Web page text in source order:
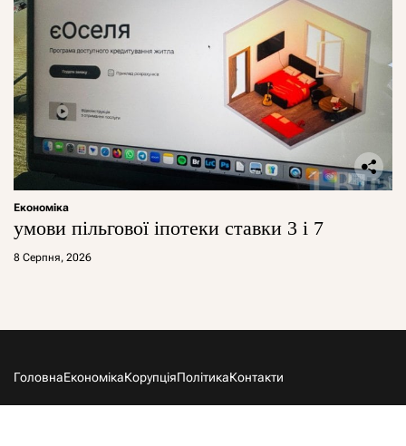
Економіка
умови пільгової іпотеки ставки 3 і 7
8 Серпня, 2026
ГоловнаЕкономікаКорупціяПолітикаКонтакти